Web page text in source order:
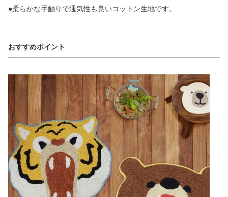
●柔らかな手触りで通気性も良いコットン生地です。
おすすめポイント